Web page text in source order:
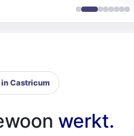
Castricum
werkt.